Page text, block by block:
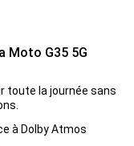
Moto G35 5G
toute la journée sans
à Dolby Atmos